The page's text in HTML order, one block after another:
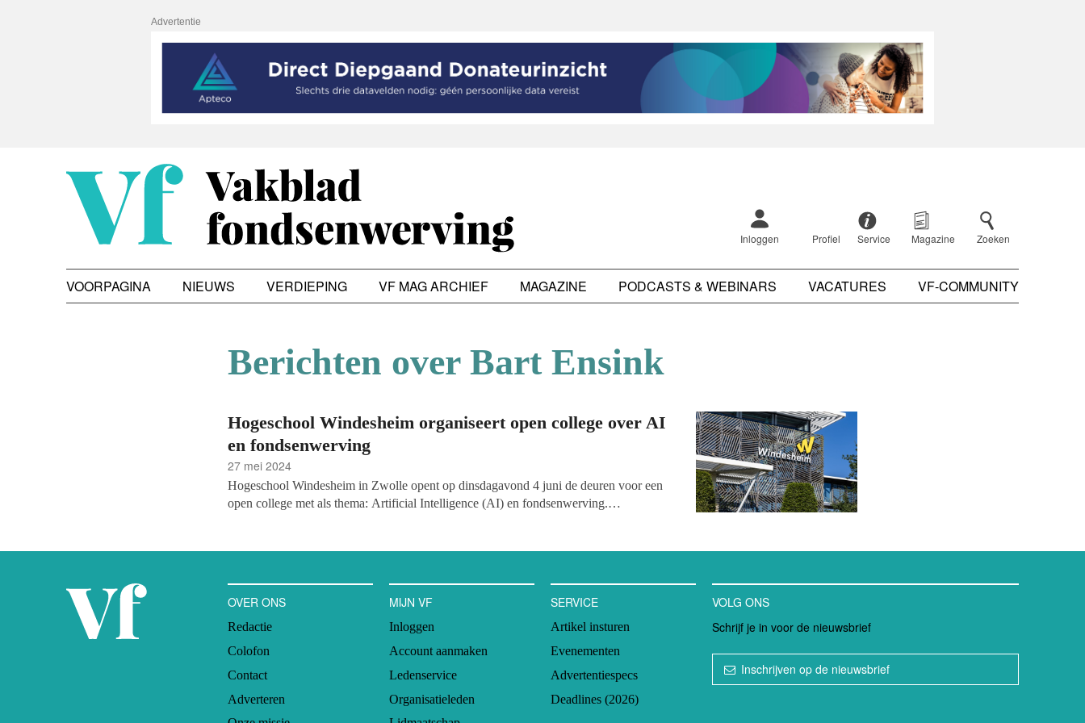
Advertentie
Inloggen Profiel Service Magazine Zoeken
VOORPAGINA NIEUWS VERDIEPING VF MAG ARCHIEF MAGAZINE PODCASTS & WEBINARS VACATURES VF-COMMUNITY
Berichten over Bart Ensink
Hogeschool Windesheim organiseert open college over AI
en fondsenwerving
27 mei 2024
Hogeschool Windesheim in Zwolle opent op dinsdagavond 4 juni de deuren voor een
open college met als thema: Artificial Intelligence (AI) en fondsenwerving.
OVER ONS
Redactie
Colofon
Contact
Adverteren
MIJN VF
Inloggen
Account aanmaken
Ledenservice
Organisatieleden
SERVICE
Artikel insturen
Evenementen
Advertentiespecs
Deadlines (2026)
VOLG ONS
Schrijf je in voor de nieuwsbrief
Inschrijven op de nieuwsbrief